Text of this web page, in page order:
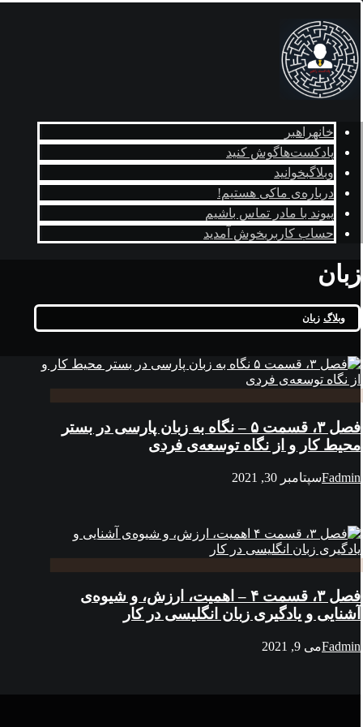
خانهراهبر
پادکست‌هاگوش کنید
وبلاگبخوانید
درباره‌ی ماکی هستیم!
پیوند با مادر تماس باشیم
حساب کاربریخوش آمدید
زبان
وبلاگ زبان
فصل ۳، قسمت ۵ – نگاه به زبان پارسی در بستر
محیط کار و از نگاه توسعه‌ی فردی
Fadminسپتامبر 30, 2021
فصل ۳، قسمت ۴ – اهمیت، ارزش، و شیوه‌ی
آشنایی و یادگیری زبان انگلیسی در کار
Fadminمی 9, 2021